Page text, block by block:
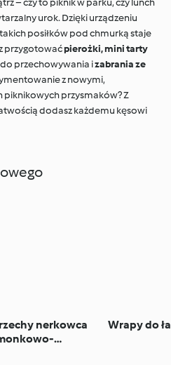
– czy to piknik w parku, czy lunch
urok. Dzięki urządzeniu
posiłków pod chmurką staje
przygotowaćpierożki, mini tarty
przechowywania izabrania ze
z nowymi,
przysmaków? Z
dodasz każdemu kęsowi
nerkowca
Wrapy do